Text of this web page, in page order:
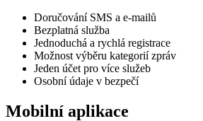
Doručování SMS a e-mailů
Bezplatná služba
Jednoduchá a rychlá registrace
Možnost výběru kategorií zpráv
Jeden účet pro více služeb
Osobní údaje v bezpečí
Mobilní aplikace